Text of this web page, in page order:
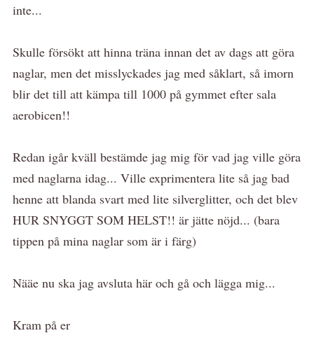
inte...
Skulle försökt att hinna träna innan det av dags att göra
naglar, men det misslyckades jag med såklart, så imorn
blir det till att kämpa till 1000 på gymmet efter sala
aerobicen!!
Redan igår kväll bestämde jag mig för vad jag ville göra
med naglarna idag... Ville exprimentera lite så jag bad
henne att blanda svart med lite silverglitter, och det blev
HUR SNYGGT SOM HELST!! är jätte nöjd... (bara
tippen på mina naglar som är i färg)
Nääe nu ska jag avsluta här och gå och lägga mig...
Kram på er